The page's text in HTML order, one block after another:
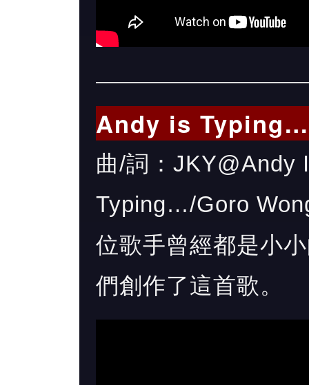
Andy is Typing…
曲/詞：
Typing…/Goro
位歌手曾經都是小
們創作了這首歌。